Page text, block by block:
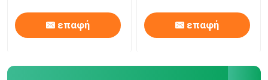
Διάφραγμα ορυχείου
Καλώδιο κραμάτων
επαφή επαφή